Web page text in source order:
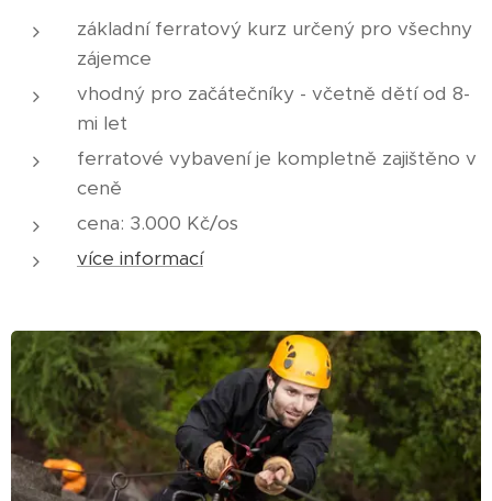
základní ferratový kurz určený pro všechny
zájemce
vhodný pro začátečníky - včetně dětí od 8-
mi let
ferratové vybavení je kompletně zajištěno v
ceně
cena: 3.000 Kč/os
více informací